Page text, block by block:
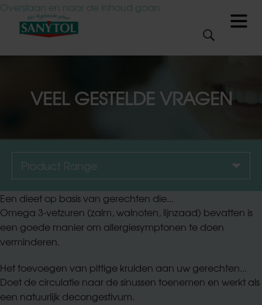
Overslaan en naar de inhoud gaan
Over ons
Wie zijn wij?
Waarom Hygiënisch
reinigen?
Hygiënische tips
Uw huis
Allergieën
VEEL GESTELDE VRAGEN
Product Range
Een dieet op basis van gerechten die...
Omega 3-vetzuren (zalm, walnoten, lijnzaad) bevatten is
een goede manier om allergiesymptonen te doen
verminderen.
Het toevoegen van pittige kruiden aan uw gerechten...
Doet de circulatie naar de sinussen toenemen en werkt als
een natuurlijk decongestivum.